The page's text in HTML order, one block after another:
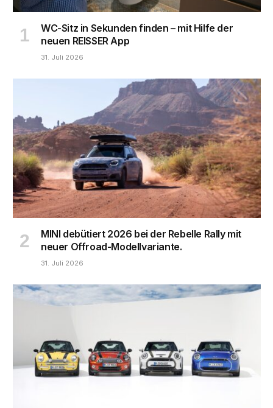
WC-Sitz in Sekunden finden – mit Hilfe der
neuen REISSER App
31. Juli 2026
MINI debütiert 2026 bei der Rebelle Rally mit
neuer Offroad-Modellvariante.
31. Juli 2026